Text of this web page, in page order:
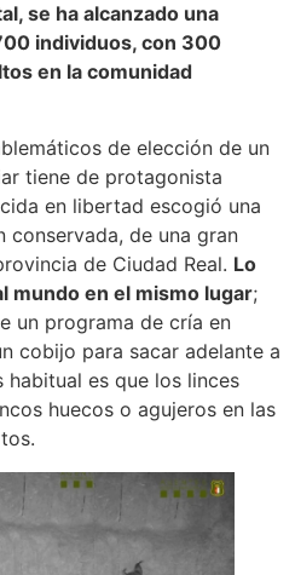
se ha alcanzado una
individuos, con 300
en la comunidad
de elección de un
tiene de protagonista
en libertad escogió una
conservada, de una gran
de Ciudad Real. Lo
mundo en el mismo lugar;
un programa de cría en
cobijo para sacar adelante a
habitual es que los linces
huecos o agujeros en las